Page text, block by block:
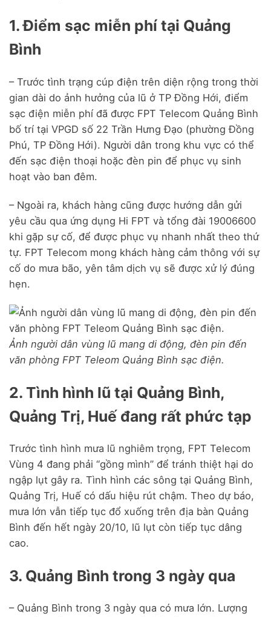
1. Điểm sạc miễn phí tại Quảng
Bình
– Trước tình trạng cúp điện trên diện rộng trong thời
gian dài do ảnh hưởng của lũ ở TP Đồng Hới, điểm
sạc điện miễn phí đã được FPT Telecom Quảng Bình
bố trí tại VPGD số 22 Trần Hưng Đạo (phường Đồng
Phú, TP Đồng Hới). Người dân trong khu vực có thể
đến sạc điện thoại hoặc đèn pin để phục vụ sinh
hoạt vào ban đêm.
– Ngoài ra, khách hàng cũng được hướng dẫn gửi
yêu cầu qua ứng dụng Hi FPT và tổng đài 19006600
khi gặp sự cố, để được phục vụ nhanh nhất theo thứ
tự. FPT Telecom mong khách hàng cảm thông với sự
cố do mưa bão, yên tâm dịch vụ sẽ được xử lý đúng
hẹn.
Ảnh người dân vùng lũ mang di động, đèn pin đến
văn phòng FPT Teleom Quảng Bình sạc điện.
2. Tình hình lũ tại Quảng Bình,
Quảng Trị, Huế đang rất phức tạp
Trước tình hình mưa lũ nghiêm trọng, FPT Telecom
Vùng 4 đang phải “gồng mình” để tránh thiệt hại do
ngập lụt gây ra. Tình hình các sông tại Quảng Bình,
Quảng Trị, Huế có dấu hiệu rút chậm. Theo dự báo,
mưa lớn vẫn tiếp tục đổ xuống trên địa bàn Quảng
Bình đến hết ngày 20/10, lũ lụt còn tiếp tục dâng
cao.
3. Quảng Bình trong 3 ngày qua
– Quảng Bình trong 3 ngày qua có mưa lớn. Lượng